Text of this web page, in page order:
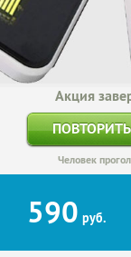
Акция
Человек
590 руб.